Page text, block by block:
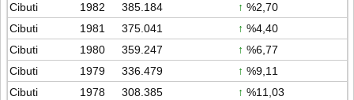
Cibuti
1982 385.184 ↑ %2,70
Cibuti
1981 375.041 ↑ %4,40
Cibuti
1980 359.247 ↑ %6,77
Cibuti
1979 336.479 ↑ %9,11
Cibuti
1978 308.385 ↑ %11,03